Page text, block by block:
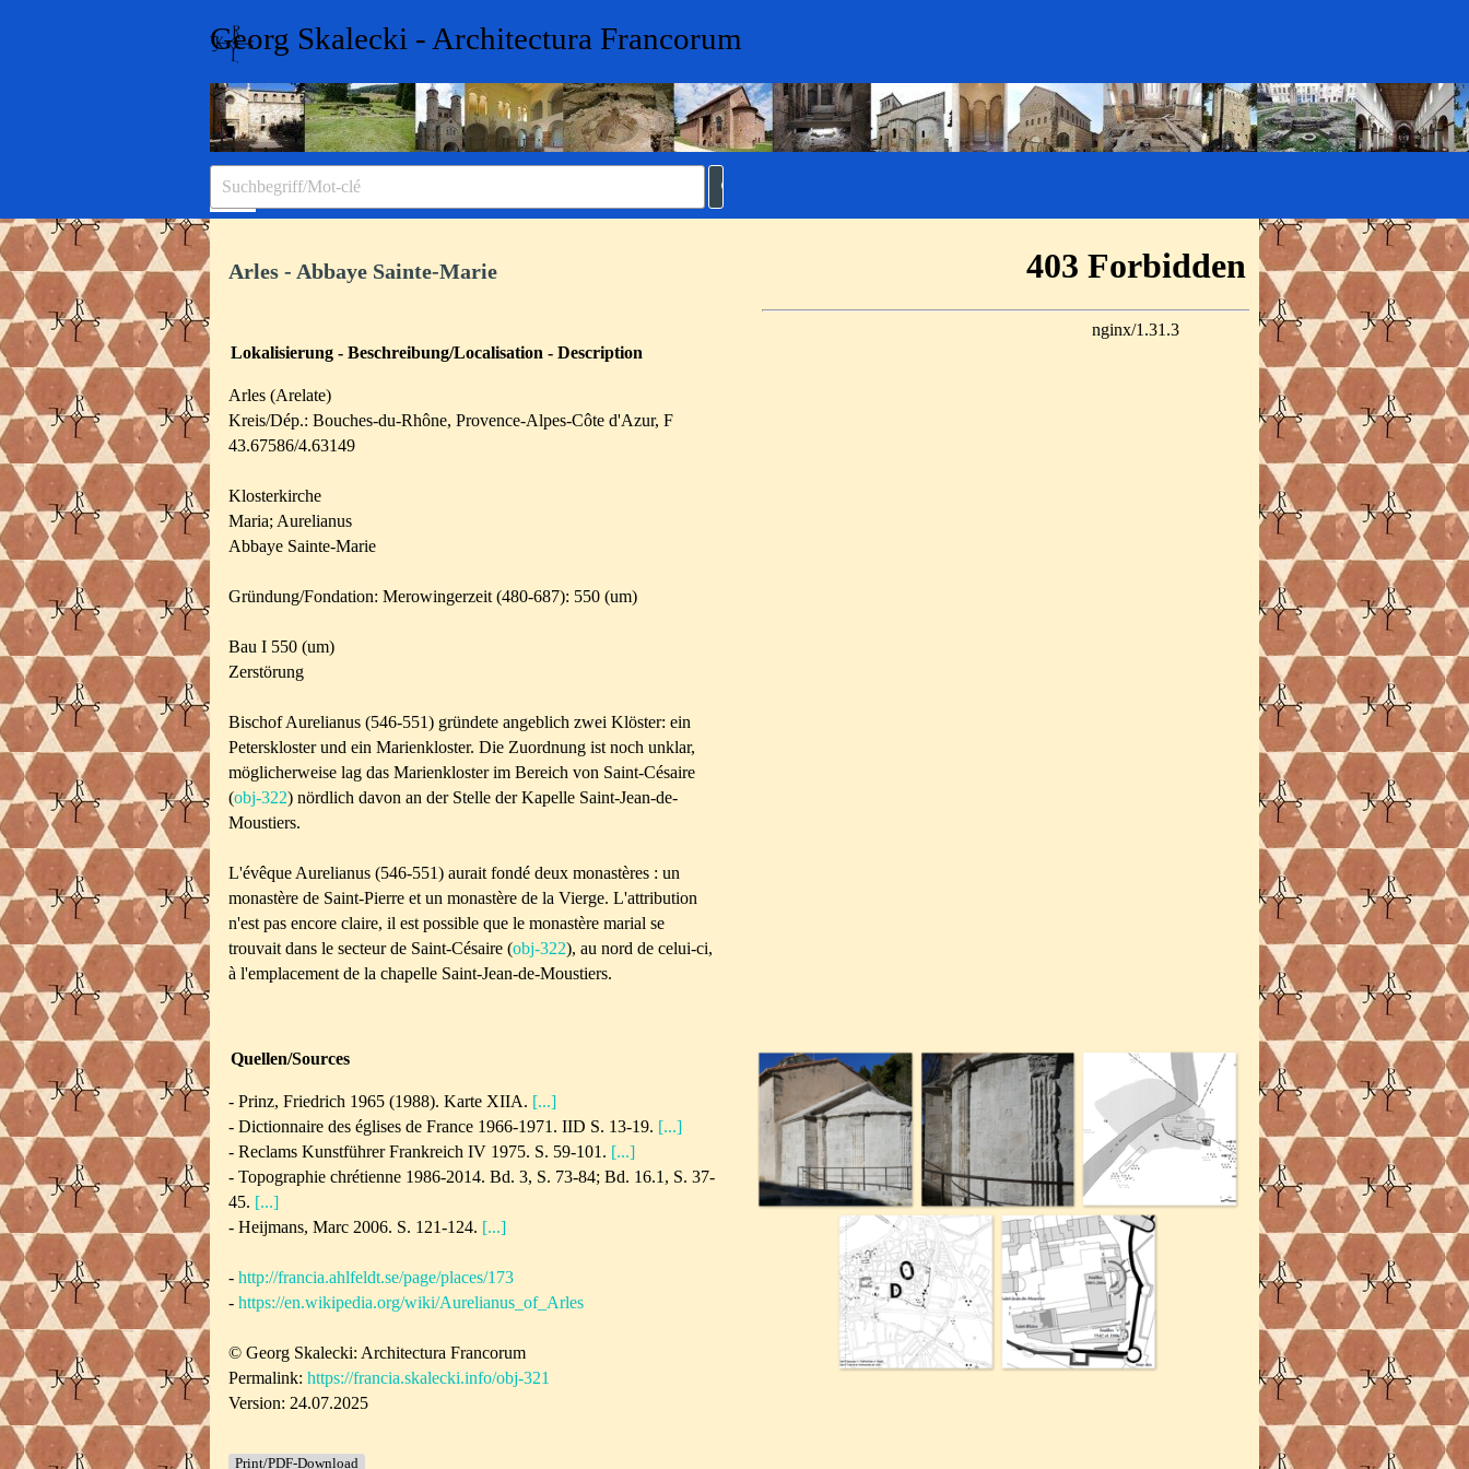
Georg Skalecki - Architectura Francorum
Menü überspringen
Arles - Abbaye Sainte-Marie
Lokalisierung - Beschreibung/Localisation - Description
Arles (Arelate)
Kreis/Dép.: Bouches-du-Rhône, Provence-Alpes-Côte d'Azur, F
43.67586/4.63149
Klosterkirche
Maria; Aurelianus
Abbaye Sainte-Marie
Gründung/Fondation: Merowingerzeit (480-687): 550 (um)
Bau I 550 (um)
Zerstörung
Bischof Aurelianus (546-551) gründete angeblich zwei Klöster: ein
Peterskloster und ein Marienkloster. Die Zuordnung ist noch unklar,
möglicherweise lag das Marienkloster im Bereich von Saint-Césaire
(obj-322) nördlich davon an der Stelle der Kapelle Saint-Jean-de-
Moustiers.
L'évêque Aurelianus (546-551) aurait fondé deux monastères : un
monastère de Saint-Pierre et un monastère de la Vierge. L'attribution
n'est pas encore claire, il est possible que le monastère marial se
trouvait dans le secteur de Saint-Césaire (obj-322), au nord de celui-ci,
à l'emplacement de la chapelle Saint-Jean-de-Moustiers.
Quellen/Sources
- Prinz, Friedrich 1965 (1988). Karte XIIA. [...]
- Dictionnaire des églises de France 1966-1971. IID S. 13-19. [...]
- Reclams Kunstführer Frankreich IV 1975. S. 59-101. [...]
- Topographie chrétienne 1986-2014. Bd. 3, S. 73-84; Bd. 16.1, S. 37-
45. [...]
- Heijmans, Marc 2006. S. 121-124. [...]
- http://francia.ahlfeldt.se/page/places/173
- https://en.wikipedia.org/wiki/Aurelianus_of_Arles
© Georg Skalecki: Architectura Francorum
Permalink: https://francia.skalecki.info/obj-321
Version: 24.07.2025
Print/PDF-Download